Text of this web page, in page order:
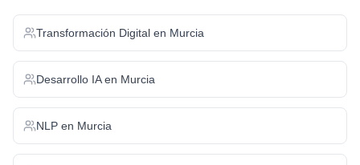
Transformación Digital en Murcia
Desarrollo IAen Murcia
NLP en Murcia